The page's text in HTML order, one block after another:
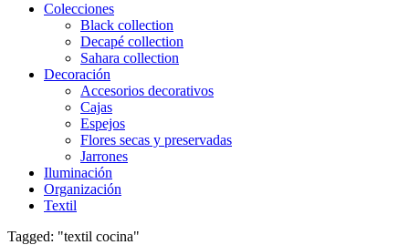
Colecciones
Black collection
Decapé collection
Sahara collection
Decoración
Accesorios decorativos
Cajas
Espejos
Flores secas y preservadas
Jarrones
Iluminación
Organización
Textil
Tagged: "textil cocina"